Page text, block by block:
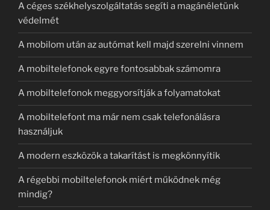
A céges székhelyszolgáltatás segíti a magánéletünk
védelmét
A mobilom után az autómat kell majd szerelni vinnem
A mobiltelefonok egyre fontosabbak számomra
A mobiltelefonok meggyorsítják a folyamatokat
A mobiltelefont ma már nem csak telefonálásra
használjuk
A modern eszközök a takarítást is megkönnyítik
A régebbi mobiltelefonok miért működnek még
mindig?